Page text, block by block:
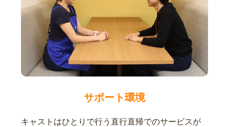
サポート環境
キャストはひとりで行う直行直帰でのサービスが